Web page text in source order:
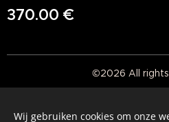
370.00 €
©2026 All
Wij gebruiken cookies om onze